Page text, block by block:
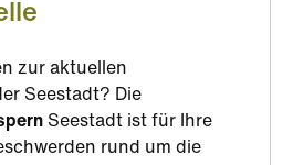
zur aktuellen
Seestadt? Die
Seestadt ist für Ihre
rund um die